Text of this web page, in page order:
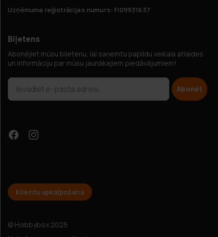
Uzņēmuma reģistrācijas numurs: FI09931637
Biļetens
Abonējiet mūsu biļetenu, lai saņemtu papildu veikala atlaides
un informāciju par mūsu jaunākajiem piedāvājumiem!
Abonēt
Klientu apkalpošana
© Hobbybox 2025